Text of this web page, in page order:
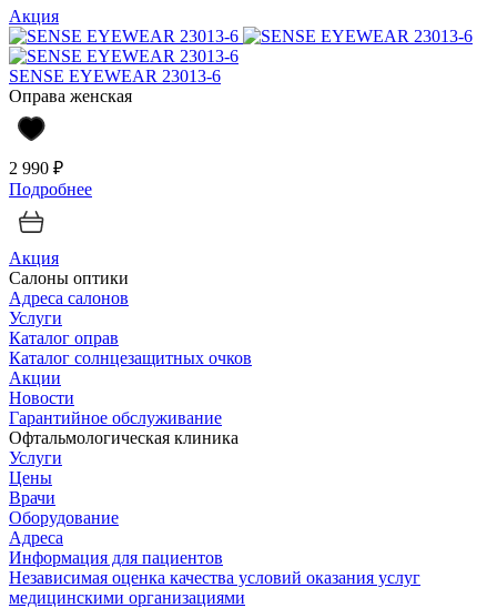
Акция
SENSE EYEWEAR 23013-6
Оправа женская
2 990 ₽
Подробнее
Акция
Салоны оптики
Адреса салонов
Услуги
Каталог оправ
Каталог солнцезащитных очков
Акции
Новости
Гарантийное обслуживание
Офтальмологическая клиника
Услуги
Цены
Врачи
Оборудование
Адреса
Информация для пациентов
Независимая оценка качества условий оказания услуг
медицинскими организациями